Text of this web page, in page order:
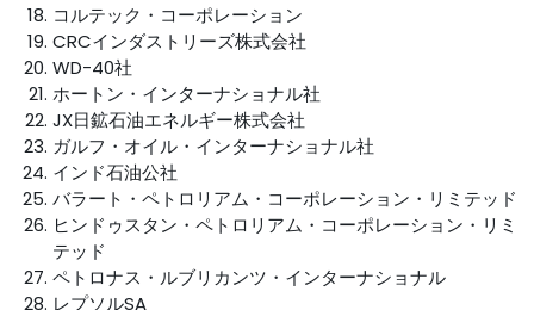
コルテック・コーポレーション
CRCインダストリーズ株式会社
WD-40社
ホートン・インターナショナル社
JX日鉱石油エネルギー株式会社
ガルフ・オイル・インターナショナル社
インド石油公社
バラート・ペトロリアム・コーポレーション・リミテッド
ヒンドゥスタン・ペトロリアム・コーポレーション・リミ
テッド
ペトロナス・ルブリカンツ・インターナショナル
レプソルSA